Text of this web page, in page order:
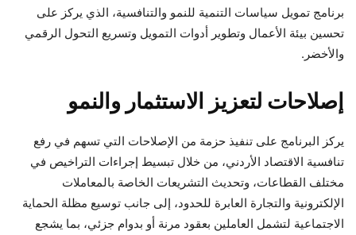
برنامج تمويل سياسات التنمية للنمو والتنافسية، الذي يركز على
تحسين بيئة الأعمال وتطوير أدوات التمويل وتسريع التحول الرقمي
والأخضر.
إصلاحات لتعزيز الاستثمار والنمو
يركز البرنامج على تنفيذ حزمة من الإصلاحات التي تسهم في رفع
تنافسية الاقتصاد الأردني، من خلال تبسيط إجراءات التراخيص في
مختلف القطاعات، وتحديث التشريعات الخاصة بالمعاملات
الإلكترونية والتجارة العابرة للحدود، إلى جانب توسيع مظلة الحماية
الاجتماعية لتشمل العاملين بعقود مرنة أو بدوام جزئي، بما يشجع